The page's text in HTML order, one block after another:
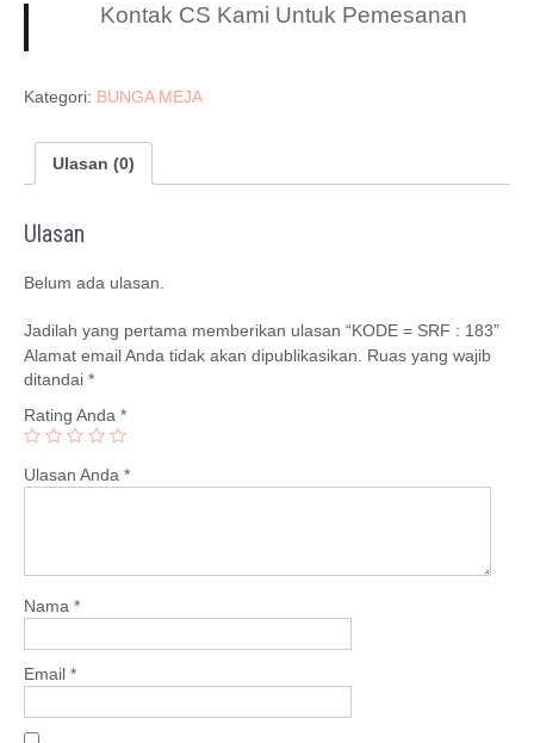
Kontak CS Kami Untuk Pemesanan
Kategori: BUNGA MEJA
Ulasan (0)
Ulasan
Belum ada ulasan.
Jadilah yang pertama memberikan ulasan “KODE = SRF : 183”
Alamat email Anda tidak akan dipublikasikan.
Ruas yang wajib
ditandai *
Rating Anda *
Ulasan Anda *
Nama *
Email *